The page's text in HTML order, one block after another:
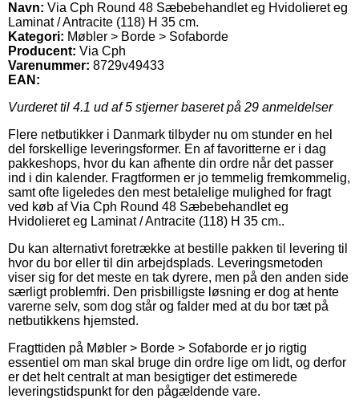
Navn: Via Cph Round 48 Sæbebehandlet eg Hvidolieret eg
Laminat / Antracite (118) H 35 cm.
Kategori: Møbler > Borde > Sofaborde
Producent: Via Cph
Varenummer: 8729v49433
EAN:
Vurderet til 4.1 ud af 5 stjerner baseret på 29 anmeldelser
Flere netbutikker i Danmark tilbyder nu om stunder en hel
del forskellige leveringsformer. En af favoritterne er i dag
pakkeshops, hvor du kan afhente din ordre når det passer
ind i din kalender. Fragtformen er jo temmelig fremkommelig,
samt ofte ligeledes den mest betalelige mulighed for fragt
ved køb af Via Cph Round 48 Sæbebehandlet eg
Hvidolieret eg Laminat / Antracite (118) H 35 cm..
Du kan alternativt foretrække at bestille pakken til levering til
hvor du bor eller til din arbejdsplads. Leveringsmetoden
viser sig for det meste en tak dyrere, men på den anden side
særligt problemfri. Den prisbilligste løsning er dog at hente
varerne selv, som dog står og falder med at du bor tæt på
netbutikkens hjemsted.
Fragttiden på Møbler > Borde > Sofaborde er jo rigtig
essentiel om man skal bruge din ordre lige om lidt, og derfor
er det helt centralt at man besigtiger det estimerede
leveringstidspunkt for den pågældende vare.